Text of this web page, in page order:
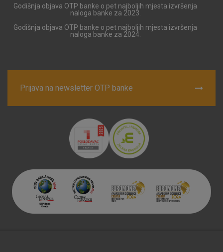
Godišnja objava OTP banke o pet najboljih mjesta izvršenja
naloga banke za 2023.
Godišnja objava OTP banke o pet najboljih mjesta izvršenja
naloga banke za 2024.
Prijava na newsletter OTP banke